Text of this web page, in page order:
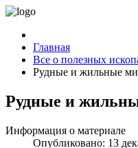
Главная
Все о полезных
Рудные и жильные
Рудные и
Информация о материале
Опубликовано: 13